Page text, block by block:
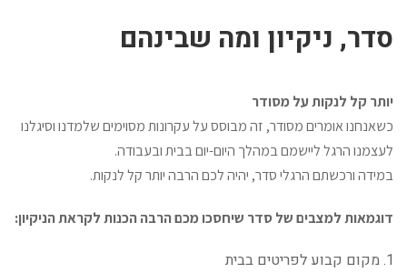
סדר, ניקיון ומה שבינהם
יותר קל לנקות על מסודר
כשאנחנו אומרים מסודר, זה מבוסס על עקרונות מסוימים שלמדנו וסיגלנו
לעצמנו הרגל ליישמם במהלך היום-יום בבית ובעבודה.
במידה ורכשתם הרגלי סדר, יהיה לכם הרבה יותר קל לנקות.
דוגמאות למצבים של סדר שיחסכו מכם הרבה הכנות לקראת הניקיון:
מקום קבוע לפריטים בבית